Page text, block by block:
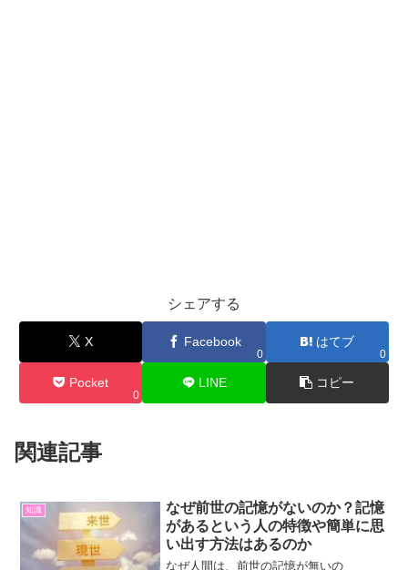
シェアする
X Facebook
0
はてブ
0
Pocket
0
LINE コピー
関連記事
知識
なぜ前世の記憶がないのか？記憶
があるという人の特徴や簡単に思
い出す方法はあるのか
なぜ人間は、前世の記憶が無いの